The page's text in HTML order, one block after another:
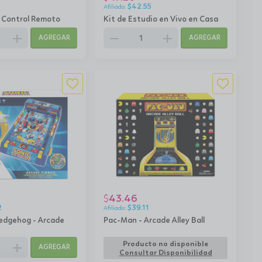
Control Remoto
add AGREGAR
Kit de Estudio en Vivo en Casa
$42.55
remove add AGREGAR
- Arcade
add AGREGAR
Pac-Man - Arcade Alley Ball
$43.46
$39.11
Producto no disponible
Consultar Disponibilidad